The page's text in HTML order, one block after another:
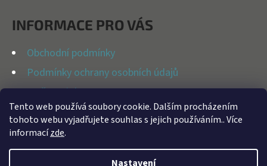
Tento web používá soubory cookie. Dalším procházením
tohoto webu vyjadřujete souhlas s jejich používáním.. Více
informacízde.
Nastavení
C
Í
V
K
Y
V
P
INFORMACE PRO VÁS
Obchodní podmínky
Podmínky ochrany osobních údajů
Možnosti dopravy
Reklamační řád
Kontakty